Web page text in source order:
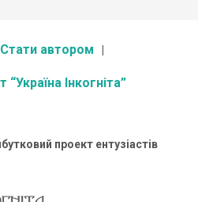
Стати автором
Інкогніта”
проект ентузіастів